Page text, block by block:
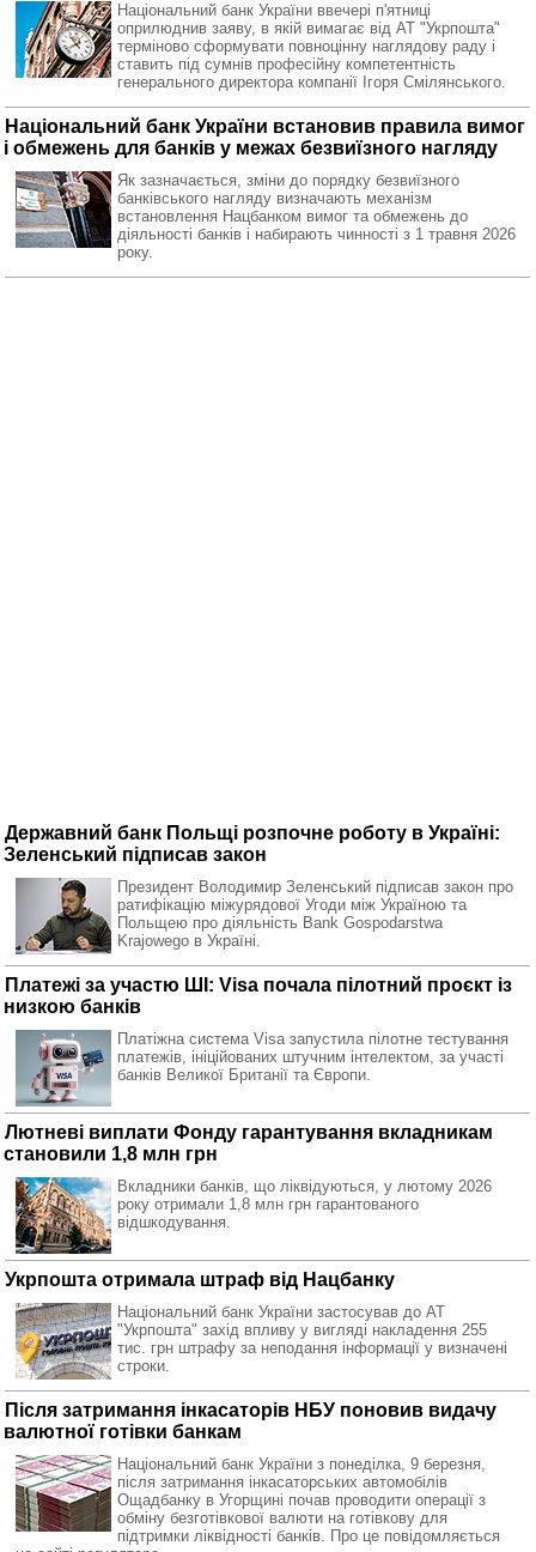
Національний банк України ввечері п'ятниці
оприлюднив заяву, в якій вимагає від АТ "Укрпошта"
терміново сформувати повноцінну наглядову раду і
ставить під сумнів професійну компетентність
генерального директора компанії Ігоря Смілянського.
Національний банк України встановив правила вимог
і обмежень для банків у межах безвиїзного нагляду
Як зазначається, зміни до порядку безвиїзного
банківського нагляду визначають механізм
встановлення Нацбанком вимог та обмежень до
діяльності банків і набирають чинності з 1 травня 2026
року.
Державний банк Польщі розпочне роботу в Україні:
Зеленський підписав закон
Президент Володимир Зеленський підписав закон про
ратифікацію міжурядової Угоди між Україною та
Польщею про діяльність Bank Gospodarstwa
Krajowego в Україні.
Платежі за участю ШІ: Visa почала пілотний проєкт із
низкою банків
Платіжна система Visa запустила пілотне тестування
платежів, ініційованих штучним інтелектом, за участі
банків Великої Британії та Європи.
Лютневі виплати Фонду гарантування вкладникам
становили 1,8 млн грн
Вкладники банків, що ліквідуються, у лютому 2026
року отримали 1,8 млн грн гарантованого
відшкодування.
Укрпошта отримала штраф від Нацбанку
Національний банк України застосував до АТ
"Укрпошта" захід впливу у вигляді накладення 255
тис. грн штрафу за неподання інформації у визначені
строки.
Після затримання інкасаторів НБУ поновив видачу
валютної готівки банкам
Національний банк України з понеділка, 9 березня,
після затримання інкасаторських автомобілів
Ощадбанку в Угорщині почав проводити операції з
обміну безготівкової валюти на готівкову для
підтримки ліквідності банків. Про це повідомляється